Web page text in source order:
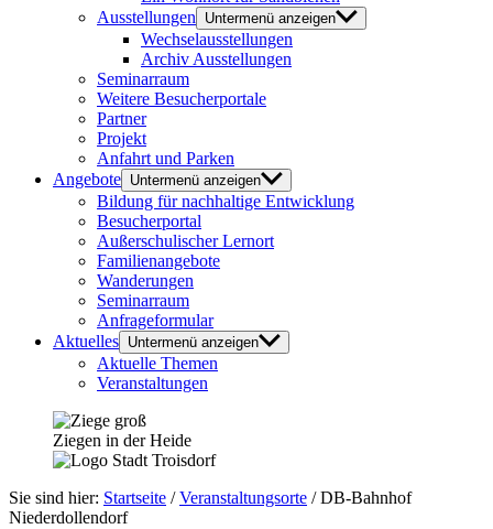
Ausstellungen
Untermenü anzeigen
Wechselausstellungen
Archiv Ausstellungen
Seminarraum
Weitere Besucherportale
Partner
Projekt
Anfahrt und Parken
Angebote Untermenü anzeigen
Bildung für nachhaltige Entwicklung
Besucherportal
Außerschulischer Lernort
Familienangebote
Wanderungen
Seminarraum
Anfrageformular
Aktuelles Untermenü anzeigen
Aktuelle Themen
Veranstaltungen
Ziegen in der Heide
Sie sind hier: Startseite /Veranstaltungsorte /DB-Bahnhof
Niederdollendorf